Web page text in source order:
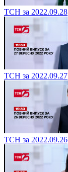
ТСН за 2022.09.28
ТСН за 2022.09.27
ТСН за 2022.09.26